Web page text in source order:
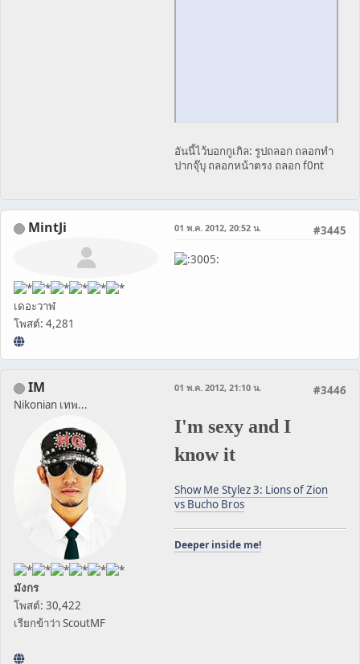
อันนี้ไว้บอกกูเกิล: รูปถลอก ถลอกทำ
ปากจุ๊บุ ถลอกหน้าตรง ถลอก f0nt
MintJi
เดอะวาฬ
โพสต์: 4,281
#3445
01 พ.ค. 2012, 20:52 น.
IM
Nikonian เทพ...
มังกร
โพสต์: 30,422
เรียกข้าว่า ScoutMF
#3446
01 พ.ค. 2012, 21:10 น.
I'm sexy and I
know it
Show Me Stylez 3: Lions of Zion
vs Bucho Bros
Deeper inside me!